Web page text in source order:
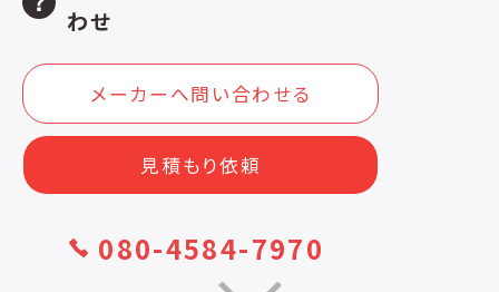
わせ
メーカーへ問い合わせる
見積もり依頼
080-4584-7970